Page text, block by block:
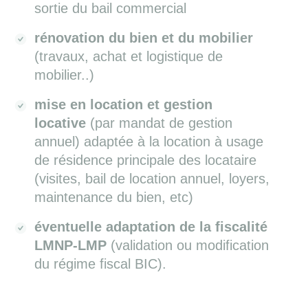
sortie du bail commercial
rénovation du bien et du mobilier
(travaux, achat et logistique de
mobilier..)
mise en location et gestion
locative (par mandat de gestion
annuel) adaptée à la location à usage
de résidence principale des locataire
(visites, bail de location annuel, loyers,
maintenance du bien, etc)
éventuelle adaptation de la fiscalité
LMNP-LMP (validation ou modification
du régime fiscal BIC).